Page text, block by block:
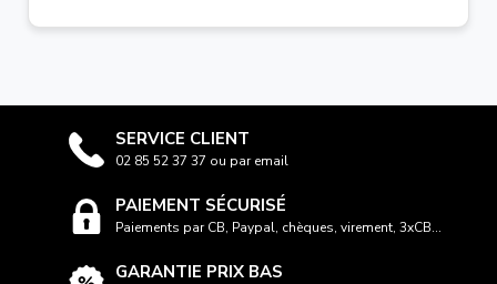
SERVICE CLIENT
02 85 52 37 37 ou par email
PAIEMENT SÉCURISÉ
Paiements par CB, Paypal, chèques, virement, 3xCB...
GARANTIE PRIX BAS